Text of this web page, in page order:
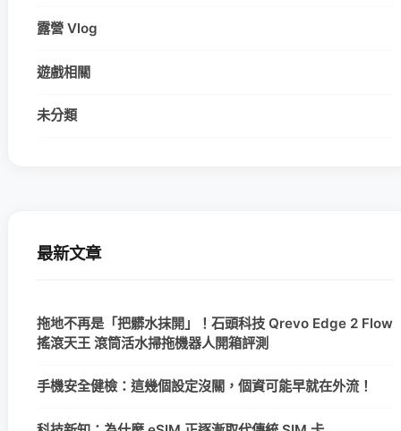
露營 Vlog
遊戲相關
未分類
最新文章
拖地不再是「把髒水抹開」！石頭科技 Qrevo Edge 2 Flow
搖滾天王 滾筒活水掃拖機器人開箱評測
手機安全健檢：這幾個設定沒關，個資可能早就在外流！